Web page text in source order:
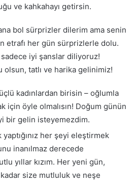
ve kahkahayı getirsin.
bol sürprizler dilerim ama senin
etrafı her gün sürprizlerle dolu.
iyi şanslar diliyoruz!
olsun, tatlı ve harika gelinimiz!
kadınlardan birisin – oğlumla
için öyle olmalısın! Doğum günün
bir gelin isteyemezdim.
yaptığınız her şeyi eleştirmek
inanılmaz derecede
yıllar kızım. Her yeni gün,
size mutluluk ve neşe